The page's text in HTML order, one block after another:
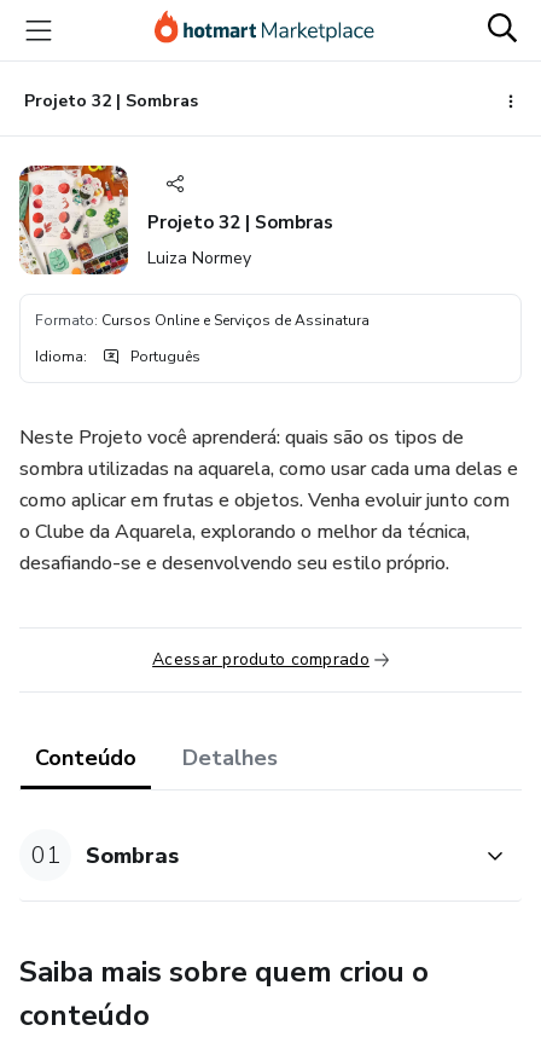
para
conteúdo
principal
para
pagamento
para
rodapéProjeto 32 | Sombras
Projeto 32 | Sombras
Luiza Normey
Formato: Cursos Online e Serviços de Assinatura
Idioma: Português
Neste Projeto você aprenderá: quais são os tipos de
sombra utilizadas na aquarela, como usar cada uma delas e
como aplicar em frutas e objetos. Venha evoluir junto com
o Clube da Aquarela, explorando o melhor da técnica,
desafiando-se e desenvolvendo seu estilo próprio.
Acessar produto comprado
Conteúdo Detalhes
01 Sombras
Saiba mais sobre quem criou o
conteúdo